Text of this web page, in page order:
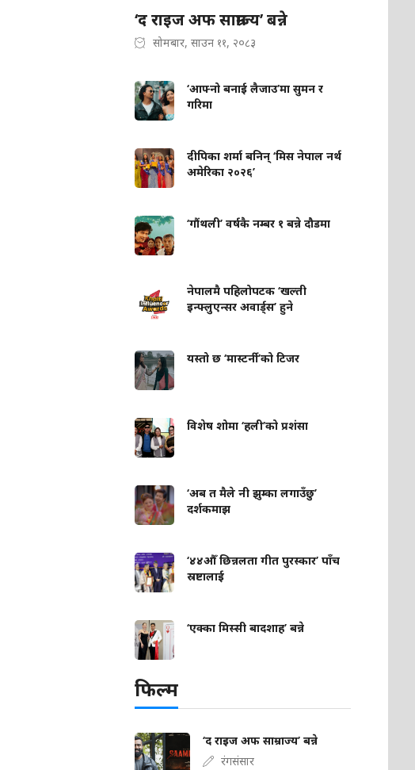
‘द राइज अफ साम्राज्य’ बन्ने
सोमबार, साउन ११, २०८३
‘आफ्नो बनाई लैजाउ’मा सुमन र
गरिमा
दीपिका शर्मा बनिन् ‘मिस नेपाल नर्थ
अमेरिका २०२६’
‘गौंथली’ वर्षकै नम्बर १ बन्ने दौडमा
नेपालमै पहिलोपटक ‘खल्ती
इन्फ्लुएन्सर अवार्ड्स’ हुने
यस्तो छ ‘मास्टर्नी’को टिजर
विशेष शोमा ‘हली’को प्रशंसा
‘अब त मैले नी झुम्का लगाउँछु’
दर्शकमाझ
‘४४औँ छिन्नलता गीत पुरस्कार’ पाँच
स्रष्टालाई
‘एक्का मिस्सी बादशाह’ बन्ने
फिल्म
‘द राइज अफ साम्राज्य’ बन्ने
रंगसंसार